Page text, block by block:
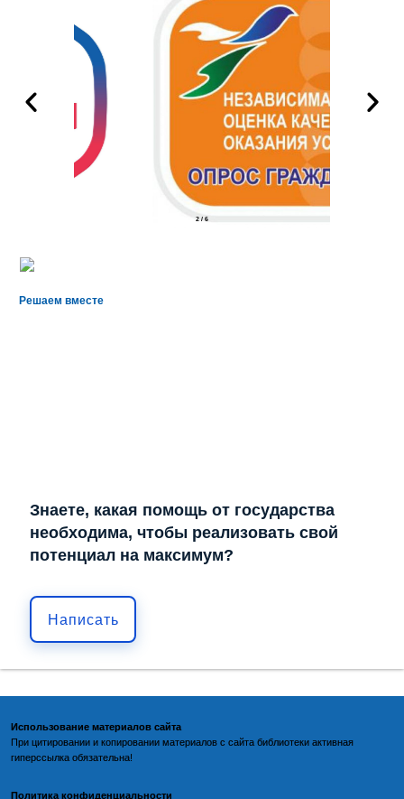
2 / 6
Решаем вместе
Знаете, какая помощь от государства
необходима, чтобы реализовать свой
потенциал на максимум?
Написать
Использование материалов сайта
При цитировании и копировании материалов с сайта библиотеки активная
гиперссылка обязательна!
Политика конфиденциальности